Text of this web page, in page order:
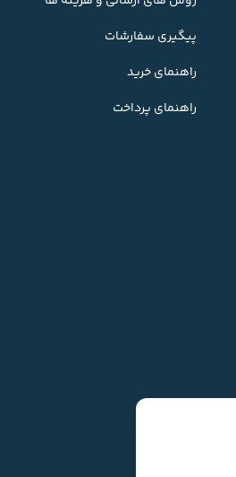
پیگیری سفارشات
راهنمای خرید
راهنمای پرداخت